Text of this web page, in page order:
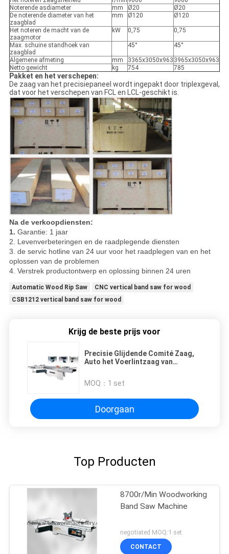
Noterende asdiameter
mm Ø20
Ø20
De noterende diameter van het
zaagblad
mm Ø120 Ø120
Het noteren de macht van de
zaagmotor
kW 0,75 0,75
Max. schuine standhoek van
zaagblad
45° 45°
Algemene afmeting mm 3365x3050x963 3965x3050x963
Netto gewicht
kg 754 785
Pakket en het verschepen:
De zaag van het precisiepaneel wordt ingepakt door triplexgeval,
dat voor het verschepen van FCL en LCL-geschikt is.
Na de verkoopdiensten:
1. Garantie: 1 jaar
2. Levenverbeteringen en de raadplegende diensten
3. de servic hotline van 24 uur voor het raadplegen van en het
oplossen van de problemen
4. Verstrek productontwerp en oplossing binnen 24 uren
Automatic Wood Rip Saw
CNC vertical band saw for wood
CSB1212 vertical band saw for wood
Krijg de beste prijs voor
Precisie Glijdende Comité Zaag,
Auto het Voerlintzaag van
MOQ： 1 set
Doorgaan
Top Producten
8700r/Min Woodworking
Band Saw Machine
negotiated MOQ:1 set
CONTACT